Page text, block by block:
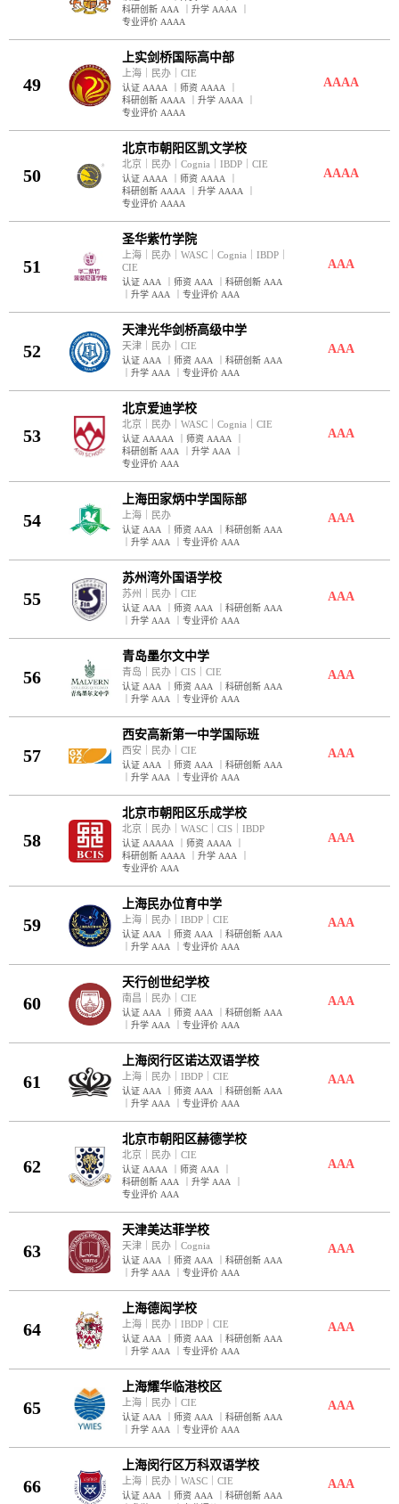
科研创新 AAA
｜升学 AAAA
专业评价 AAAA
49
上实剑桥国际高中部
上海 民办 ｜CIE
认证 AAAA 师资 AAAA
科研创新 AAAA
｜升学 AAAA
专业评价 AAAA
AAAA
50
北京市朝阳区凯文学校
北京 民办 ｜Cognia ｜IBDP ｜CIE
认证 AAAA 师资 AAAA
科研创新 AAAA
｜升学 AAAA
专业评价 AAAA
AAAA
51
圣华紫竹学院
上海 民办 ｜WASC ｜Cognia ｜IBDP
CIE
认证 AAA 师资 AAA ｜科研创新 AAA
｜升学 AAA ｜专业评价 AAA
AAA
52
天津光华剑桥高级中学
天津 民办 ｜CIE
认证 AAA 师资 AAA ｜科研创新 AAA
｜升学 AAA ｜专业评价 AAA
AAA
53
北京爱迪学校
北京 民办 ｜WASC ｜Cognia ｜CIE
认证 AAAAA 师资 AAAA
科研创新 AAA
｜升学 AAA
专业评价 AAA
AAA
54
上海田家炳中学国际部
上海 民办
认证 AAA 师资 AAA ｜科研创新 AAA
｜升学 AAA ｜专业评价 AAA
AAA
55
苏州湾外国语学校
苏州 民办 ｜CIE
认证 AAA 师资 AAA ｜科研创新 AAA
｜升学 AAA ｜专业评价 AAA
AAA
56
青岛墨尔文中学
青岛 民办 ｜CIS ｜CIE
认证 AAA 师资 AAA ｜科研创新 AAA
｜升学 AAA ｜专业评价 AAA
AAA
57
西安高新第一中学国际班
西安 民办 ｜CIE
认证 AAA 师资 AAA ｜科研创新 AAA
｜升学 AAA ｜专业评价 AAA
AAA
58
北京市朝阳区乐成学校
北京 民办 ｜WASC ｜CIS ｜IBDP
认证 AAAAA 师资 AAAA
科研创新 AAAA
｜升学 AAA
专业评价 AAA
AAA
59
上海民办位育中学
上海 民办 ｜IBDP ｜CIE
认证 AAA 师资 AAA ｜科研创新 AAA
｜升学 AAA ｜专业评价 AAA
AAA
60
天行创世纪学校
南昌 民办 ｜CIE
认证 AAA 师资 AAA ｜科研创新 AAA
｜升学 AAA ｜专业评价 AAA
AAA
61
上海闵行区诺达双语学校
上海 民办 ｜IBDP ｜CIE
认证 AAA 师资 AAA ｜科研创新 AAA
｜升学 AAA ｜专业评价 AAA
AAA
62
北京市朝阳区赫德学校
北京 民办 ｜CIE
认证 AAAA 师资 AAA
科研创新 AAA
｜升学 AAA
专业评价 AAA
AAA
63
天津美达菲学校
天津 民办 ｜Cognia
认证 AAA 师资 AAA ｜科研创新 AAA
｜升学 AAA ｜专业评价 AAA
AAA
64
上海德闳学校
上海 民办 ｜IBDP ｜CIE
认证 AAA 师资 AAA ｜科研创新 AAA
｜升学 AAA ｜专业评价 AAA
AAA
65
上海耀华临港校区
上海 民办 ｜CIE
认证 AAA 师资 AAA ｜科研创新 AAA
｜升学 AAA ｜专业评价 AAA
AAA
66
上海闵行区万科双语学校
上海 民办 ｜WASC ｜CIE
认证 AAA 师资 AAA ｜科研创新 AAA
AAA